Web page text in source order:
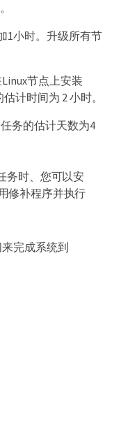
1小时。升级所有节
节点上安装
计时间为 2 小时。
务的估计天数为4
务时、您可以安
修补程序并执行
完成系统到